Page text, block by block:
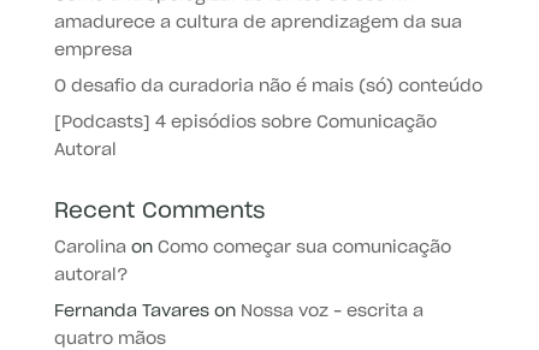
amadurece a cultura de aprendizagem da sua
empresa
O desafio da curadoria não é mais (só) conteúdo
[Podcasts] 4 episódios sobre Comunicação
Autoral
Recent Comments
Carolina on Como começar sua comunicação
autoral?
Fernanda Tavareson Nossa voz – escrita a
quatro mãos